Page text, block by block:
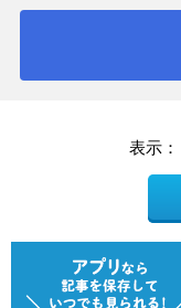
表示：